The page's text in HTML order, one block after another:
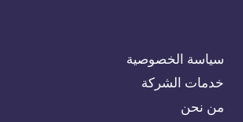
سياسة الخصوصية
خدمات الشركة
من نحن